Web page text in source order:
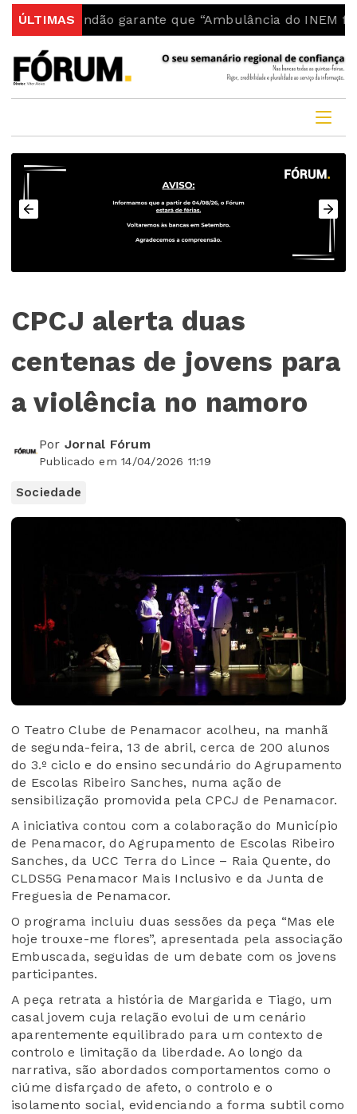
ÚLTIMAS
Fundão garante que “Ambulância do INEM fica no
CPCJ alerta duas
centenas de jovens para
a violência no namoro
Por Jornal Fórum
Publicado em 14/04/2026 11:19
Sociedade
O Teatro Clube de Penamacor acolheu, na manhã
de segunda-feira, 13 de abril, cerca de 200 alunos
do 3.º ciclo e do ensino secundário do Agrupamento
de Escolas Ribeiro Sanches, numa ação de
sensibilização promovida pela CPCJ de Penamacor.
A iniciativa contou com a colaboração do Município
de Penamacor, do Agrupamento de Escolas Ribeiro
Sanches, da UCC Terra do Lince – Raia Quente, do
CLDS5G Penamacor Mais Inclusivo e da Junta de
Freguesia de Penamacor.
O programa incluiu duas sessões da peça “Mas ele
hoje trouxe-me flores”, apresentada pela associação
Embuscada, seguidas de um debate com os jovens
participantes.
A peça retrata a história de Margarida e Tiago, um
casal jovem cuja relação evolui de um cenário
aparentemente equilibrado para um contexto de
controlo e limitação da liberdade. Ao longo da
narrativa, são abordados comportamentos como o
ciúme disfarçado de afeto, o controlo e o
isolamento social, evidenciando a forma subtil como